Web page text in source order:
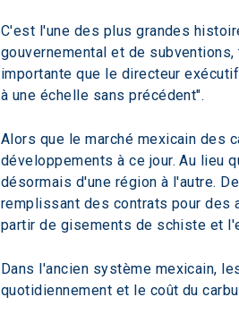
C'est l'une des plus grandes
gouvernemental et de
importante que le directeur
à une échelle sans précédent".
Alors que le marché mexicain des
développements à ce jour. Au lieu
désormais d'une région à l'autre.
remplissant des contrats pour des
partir de gisements de schiste et
Dans l'ancien système mexicain,
quotidiennement et le coût du